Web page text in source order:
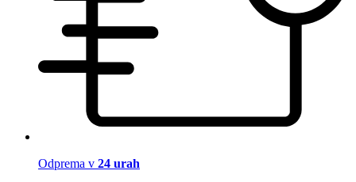
Odprema v 24 urah